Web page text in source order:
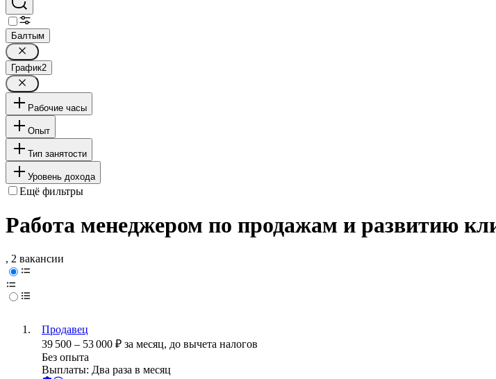
Балтым
График2
Рабочие часы
Опыт
Тип занятости
Уровень дохода
Ещё фильтры
Работа менеджером по продажам и развитию
, 2 вакансии
Продавец
39 500 – 53 000 ₽ за месяц, до вычета налогов
Без опыта
Выплаты: Два раза в месяц